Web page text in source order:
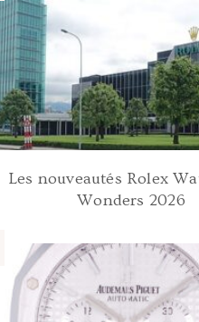
Les nouveautés Rolex
Wonders 2026